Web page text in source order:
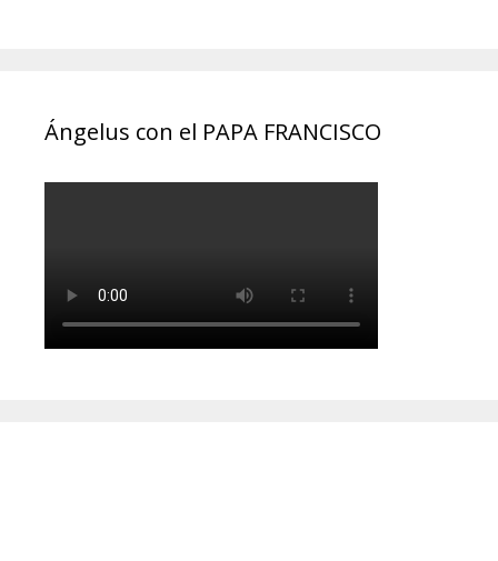
Ángelus con el PAPA FRANCISCO